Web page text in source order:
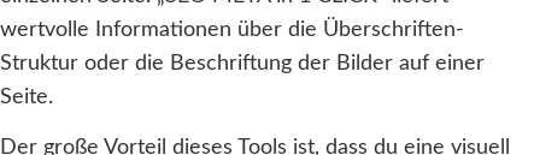
wertvolle Informationen über die Überschriften-
Struktur oder die Beschriftung der Bilder auf einer
Seite.
Der große Vorteil dieses Tools ist, dass du eine visuell